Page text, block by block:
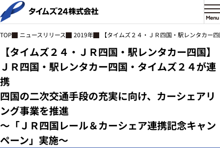
Menu
TOP ニュースリリース 2019年 【タイムズ２４・ＪＲ四国・駅レンタカ
【タイムズ２４・ＪＲ四国・駅レンタカー四国】
ＪＲ四国・駅レンタカー四国・タイムズ２４が連
携
四国の二次交通手段の充実に向け、カーシェアリ
ング事業を推進
～「ＪＲ四国レール＆カーシェア連携記念キャン
ペーン」実施～